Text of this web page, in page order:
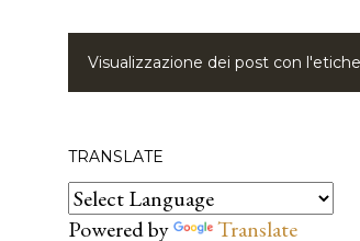
P
s
t
Visualizzazione dei post con
TRANSLATE
Powered by Translate